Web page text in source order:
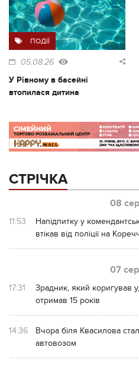
ПОДІЇ
05.08.26
У Рівному в басейні
втопилася дитина
СТРІЧКА
08
11:53
Напідпитку у
втікав від поліції на
07
17:31
Зрадник, який коригував
отримав 15 років
14:36
Вчора біля Квасилова
автовозом